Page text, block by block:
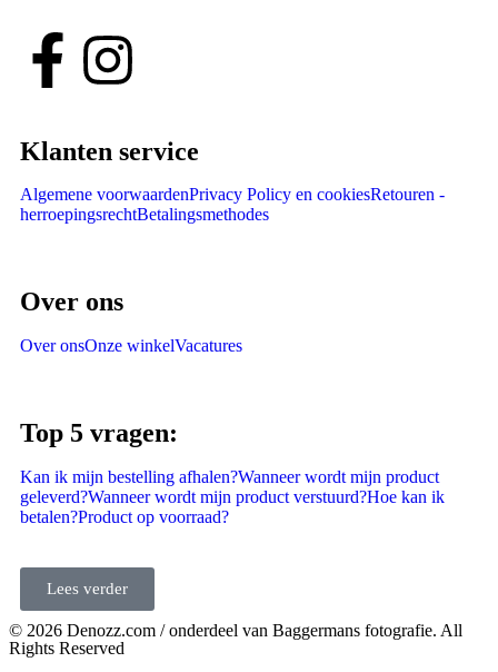
Klanten service
Algemene voorwaardenPrivacy Policy en cookiesRetouren -
herroepingsrechtBetalingsmethodes
Over ons
Over onsOnze winkelVacatures
Top 5 vragen:
Kan ik mijn bestelling afhalen?Wanneer wordt mijn product
geleverd?Wanneer wordt mijn product verstuurd?Hoe kan ik
betalen?Product op voorraad?
Lees verder
© 2026 Denozz.com / onderdeel van Baggermans fotografie. All
Rights Reserved